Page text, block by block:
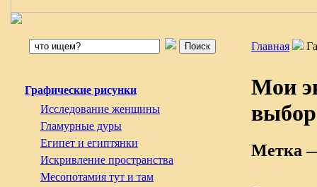
Графические рисунки
Исследование женщины
Гламурные дуры
Египет и египтянки
Искривление пространства
Месопотамия тут и там
Главная
Мои
Метка